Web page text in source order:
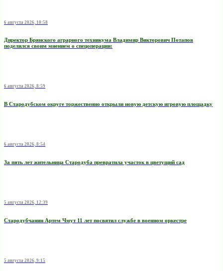
6 августа 2026, 10:58
Директор Брянского аграрного техникума Владимир Викторович Потапов
поделился своим мнением о спецоперации:
6 августа 2026, 8:59
В Стародубском округе торжественно открыли новую детскую игровую площадку
6 августа 2026, 8:54
За пять лет жительница Стародуба превратила участок в цветущий сад
5 августа 2026, 12:39
Стародубчанин Артем Чмут 11 лет посвятил службе в военном оркестре
5 августа 2026, 9:15